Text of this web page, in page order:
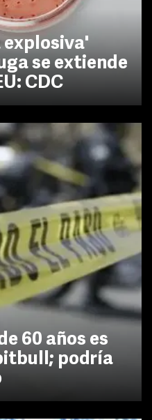
explosiva'
se extiende
CDC
60 años es
podría